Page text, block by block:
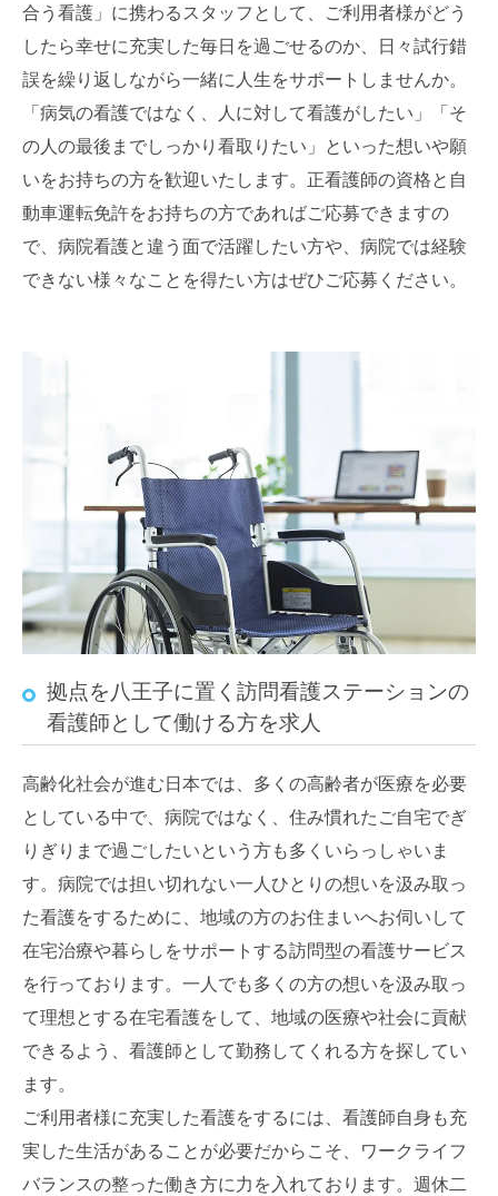
合う看護」に携わるスタッフとして、ご利用者様がどう
したら幸せに充実した毎日を過ごせるのか、日々試行錯
誤を繰り返しながら一緒に人生をサポートしませんか。
「病気の看護ではなく、人に対して看護がしたい」「そ
の人の最後までしっかり看取りたい」といった想いや願
いをお持ちの方を歓迎いたします。正看護師の資格と自
動車運転免許をお持ちの方であればご応募できますの
で、病院看護と違う面で活躍したい方や、病院では経験
できない様々なことを得たい方はぜひご応募ください。
拠点を八王子に置く訪問看護ステーションの
看護師として働ける方を求人
高齢化社会が進む日本では、多くの高齢者が医療を必要
としている中で、病院ではなく、住み慣れたご自宅でぎ
りぎりまで過ごしたいという方も多くいらっしゃいま
す。病院では担い切れない一人ひとりの想いを汲み取っ
た看護をするために、地域の方のお住まいへお伺いして
在宅治療や暮らしをサポートする訪問型の看護サービス
を行っております。一人でも多くの方の想いを汲み取っ
て理想とする在宅看護をして、地域の医療や社会に貢献
できるよう、看護師として勤務してくれる方を探してい
ます。
ご利用者様に充実した看護をするには、看護師自身も充
実した生活があることが必要だからこそ、ワークライフ
バランスの整った働き方に力を入れております。週休二